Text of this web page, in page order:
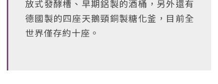
放式發酵槽、早期鋁製的酒桶，另外還有
德國製的四座天鵝頸銅製糖化釜，目前全
世界僅存約十座。